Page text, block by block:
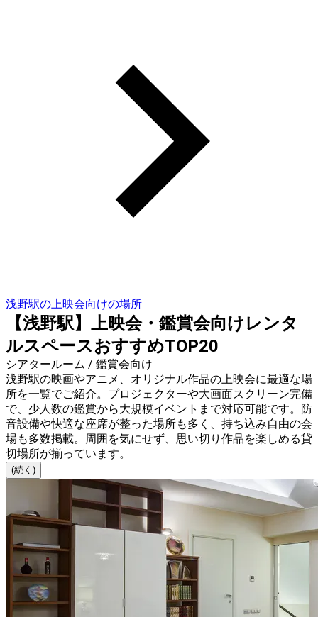
浅野駅の上映会向けの場所
【浅野駅】上映会・鑑賞会向けレンタ
ルスペースおすすめTOP20
シアタールーム / 鑑賞会向け
浅野駅の映画やアニメ、オリジナル作品の上映会に最適な場
所を一覧でご紹介。プロジェクターや大画面スクリーン完備
で、少人数の鑑賞から大規模イベントまで対応可能です。防
音設備や快適な座席が整った場所も多く、持ち込み自由の会
場も多数掲載。周囲を気にせず、思い切り作品を楽しめる貸
切場所が揃っています。
(続く)